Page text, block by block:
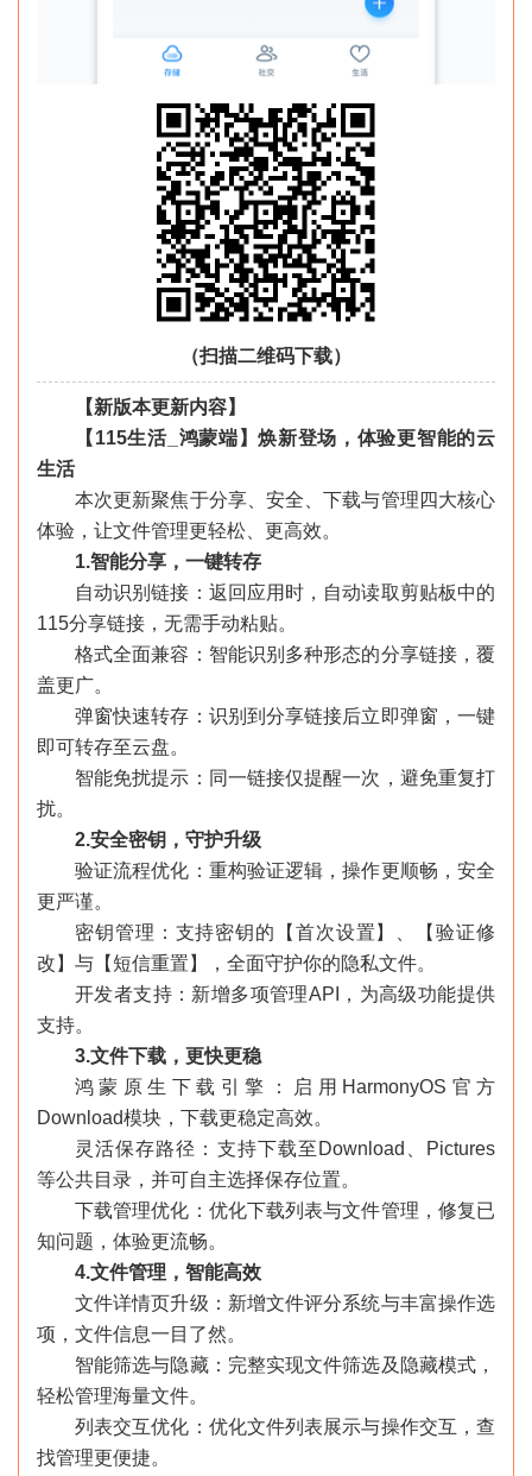
（扫描二维码下载）
【新版本更新内容】
【115生活_鸿蒙端】焕新登场，体验更智能的云
生活
本次更新聚焦于分享、安全、下载与管理四大核心
体验，让文件管理更轻松、更高效。
1.智能分享，一键转存
自动识别链接：返回应用时，自动读取剪贴板中的
115分享链接，无需手动粘贴。
格式全面兼容：智能识别多种形态的分享链接，覆
盖更广。
弹窗快速转存：识别到分享链接后立即弹窗，一键
即可转存至云盘。
智能免扰提示：同一链接仅提醒一次，避免重复打
扰。
2.安全密钥，守护升级
验证流程优化：重构验证逻辑，操作更顺畅，安全
更严谨。
密钥管理：支持密钥的【首次设置】、【验证修
改】与【短信重置】，全面守护你的隐私文件。
开发者支持：新增多项管理API，为高级功能提供
支持。
3.文件下载，更快更稳
鸿蒙原生下载引擎：启用HarmonyOS官方
Download模块，下载更稳定高效。
灵活保存路径：支持下载至Download、Pictures
等公共目录，并可自主选择保存位置。
下载管理优化：优化下载列表与文件管理，修复已
知问题，体验更流畅。
4.文件管理，智能高效
文件详情页升级：新增文件评分系统与丰富操作选
项，文件信息一目了然。
智能筛选与隐藏：完整实现文件筛选及隐藏模式，
轻松管理海量文件。
列表交互优化：优化文件列表展示与操作交互，查
找管理更便捷。